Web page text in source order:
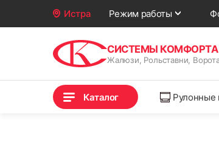
Истра Режим работы
СИСТЕМЫ КОМФОРТА
Жалюзи, Рольставни,
Каталог Рулонные